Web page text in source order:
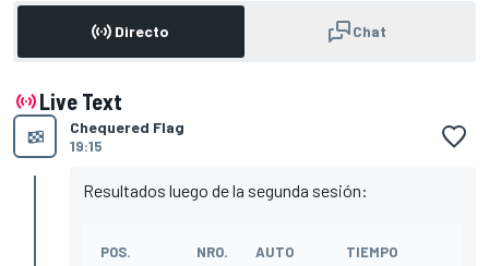
Directo Chat
Live Text
Chequered Flag
19:15
Resultados luego de la segunda sesión:
POS. NRO. AUTO TIEMPO